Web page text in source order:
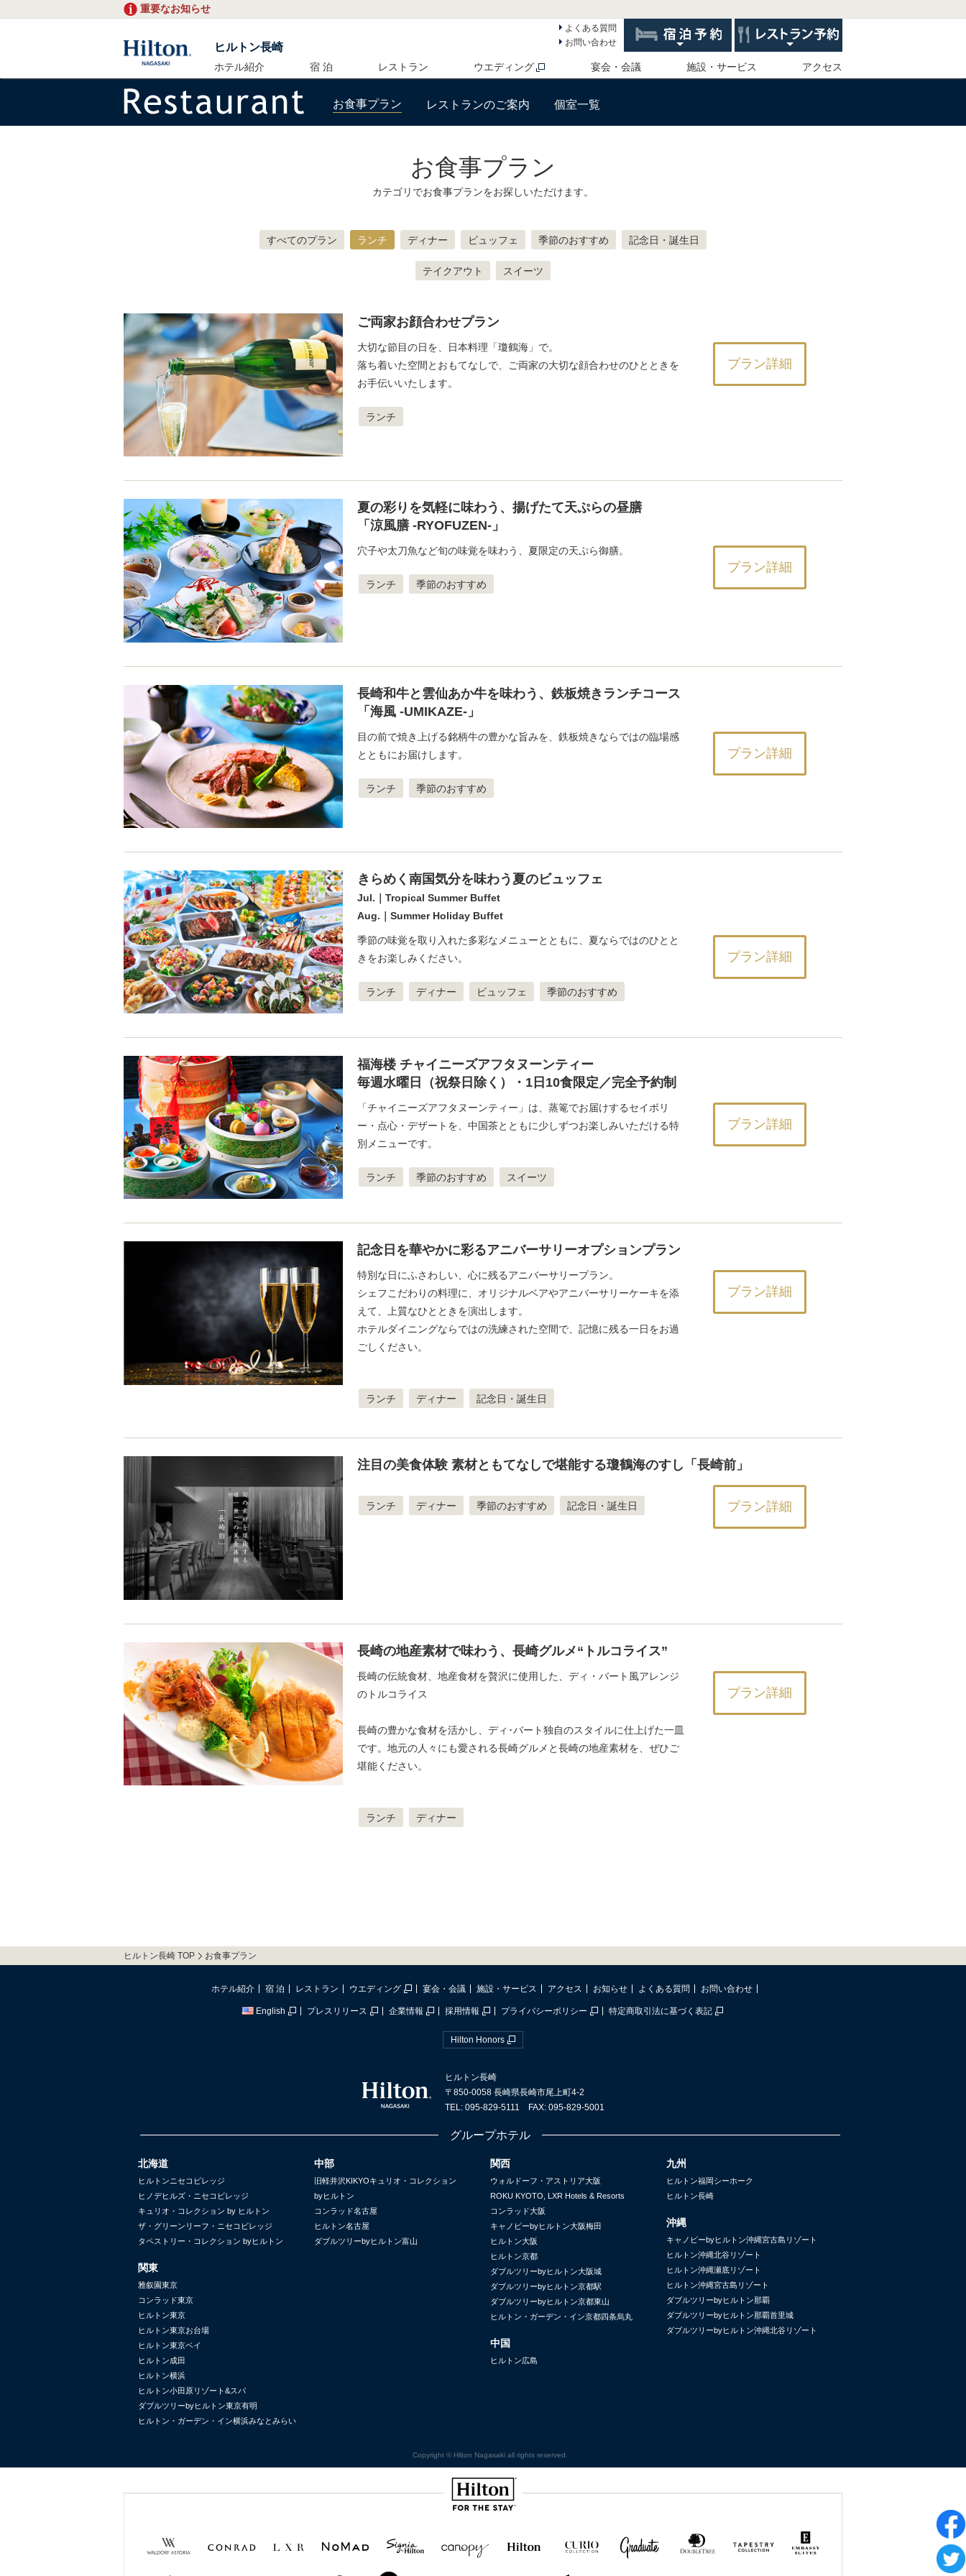
重要なお知らせ
ヒルトン長崎
よくある質問
お問い合わせ
ホテル紹介 宿 泊 レストラン ウエディング 宴会・会議 施設・サービス アクセス
お食事プラン レストランのご案内 個室一覧
お食事プラン
カテゴリでお食事プランをお探しいただけます。
すべてのプラン ランチ ディナー ビュッフェ 季節のおすすめ 記念日・誕生日
テイクアウト スイーツ
ご両家お顔合わせプラン
大切な節目の日を、日本料理「瓊鶴海」で。
落ち着いた空間とおもてなしで、ご両家の大切な顔合わせのひとときを
お手伝いいたします。
ランチ
プラン詳細
夏の彩りを気軽に味わう、揚げたて天ぷらの昼膳
「涼風膳 -RYOFUZEN-」
穴子や太刀魚など旬の味覚を味わう、夏限定の天ぷら御膳。
ランチ 季節のおすすめ
プラン詳細
長崎和牛と雲仙あか牛を味わう、鉄板焼きランチコース
「海風 -UMIKAZE-」
目の前で焼き上げる銘柄牛の豊かな旨みを、鉄板焼きならではの臨場感
とともにお届けします。
ランチ 季節のおすすめ
プラン詳細
きらめく南国気分を味わう夏のビュッフェ
Jul.｜Tropical Summer Buffet
Aug.｜Summer Holiday Buffet
季節の味覚を取り入れた多彩なメニューとともに、夏ならではのひとと
きをお楽しみください。
ランチ ディナー ビュッフェ 季節のおすすめ
プラン詳細
福海楼 チャイニーズアフタヌーンティー
毎週水曜日（祝祭日除く）・1日10食限定／完全予約制
「チャイニーズアフタヌーンティー」は、蒸篭でお届けするセイボリ
ー・点心・デザートを、中国茶とともに少しずつお楽しみいただける特
別メニューです。
ランチ 季節のおすすめ スイーツ
プラン詳細
記念日を華やかに彩るアニバーサリーオプションプラン
特別な日にふさわしい、心に残るアニバーサリープラン。
シェフこだわりの料理に、オリジナルベアやアニバーサリーケーキを添
えて、上質なひとときを演出します。
ホテルダイニングならではの洗練された空間で、記憶に残る一日をお過
ごしください。
ランチ ディナー 記念日・誕生日
プラン詳細
注目の美食体験 素材ともてなしで堪能する瓊鶴海のすし「長崎前」
ランチ ディナー 季節のおすすめ 記念日・誕生日 プラン詳細
長崎の地産素材で味わう、長崎グルメ“トルコライス”
長崎の伝統食材、地産食材を贅沢に使用した、ディ・バート風アレンジ
のトルコライス
長崎の豊かな食材を活かし、ディ･バート独自のスタイルに仕上げた一皿
です。地元の人々にも愛される長崎グルメと長崎の地産素材を、ぜひご
堪能ください。
ランチ ディナー
プラン詳細
ヒルトン長崎 TOP お食事プラン
ホテル紹介 宿 泊 レストラン ウエディング 宴会・会議 施設・サービス アクセス お知らせ よくある質問 お問い合わせ
English プレスリリース 企業情報 採用情報 プライバシーポリシー 特定商取引法に基づく表記
Hilton Honors
ヒルトン長崎
〒850-0058 長崎県長崎市尾上町4-2
TEL: 095-829-5111 FAX: 095-829-5001
グループホテル
北海道
ヒルトンニセコビレッジ
ヒノデヒルズ・ニセコビレッジ
キュリオ・コレクション by ヒルトン
ザ・グリーンリーフ・ニセコビレッジ
タペストリー・コレクション byヒルトン
関東
雅叙園東京
コンラッド東京
ヒルトン東京
ヒルトン東京お台場
ヒルトン東京ベイ
ヒルトン成田
ヒルトン横浜
ヒルトン小田原リゾート&スパ
ダブルツリーbyヒルトン東京有明
ヒルトン・ガーデン・イン横浜みなとみらい
中部
旧軽井沢KIKYOキュリオ・コレクション
byヒルトン
コンラッド名古屋
ヒルトン名古屋
ダブルツリーbyヒルトン富山
関西
ウォルドーフ・アストリア大阪
ROKU KYOTO, LXR Hotels & Resorts
コンラッド大阪
キャノピーbyヒルトン大阪梅田
ヒルトン大阪
ヒルトン京都
ダブルツリーbyヒルトン大阪城
ダブルツリーbyヒルトン京都駅
ダブルツリーbyヒルトン京都東山
ヒルトン・ガーデン・イン京都四条烏丸
中国
ヒルトン広島
九州
ヒルトン福岡シーホーク
ヒルトン長崎
沖縄
キャノピーbyヒルトン沖縄宮古島リゾート
ヒルトン沖縄北谷リゾート
ヒルトン沖縄瀬底リゾート
ヒルトン沖縄宮古島リゾート
ダブルツリーbyヒルトン那覇
ダブルツリーbyヒルトン那覇首里城
ダブルツリーbyヒルトン沖縄北谷リゾート
Copyright © Hilton Nagasaki all rights reserved.
Hilton
Astoria
Hotels &
Hotels &
Resorts
Hilton
Hotels
&
Collection
DoubleTree
by
Hilton
Collection
by Hilton
Embassy
Suites
by
Tru